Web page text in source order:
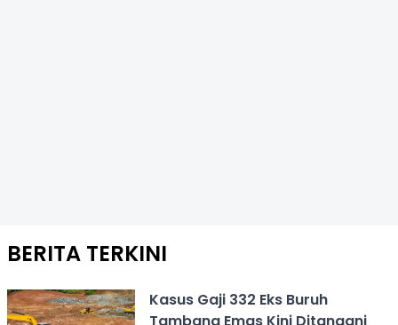
BERITA TERKINI
Kasus Gaji 332 Eks Buruh
Tambang Emas Kini Ditangani